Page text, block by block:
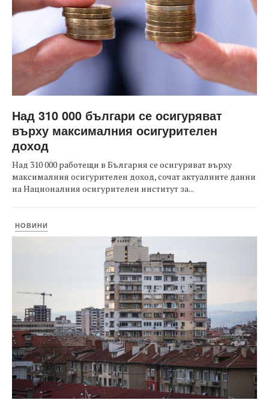
Над 310 000 българи се осигуряват
върху максималния осигурителен
доход
Над 310 000 работещи в България се осигуряват върху
максималния осигурителен доход, сочат актуалните данни
на Националния осигурителен институт за...
НОВИНИ